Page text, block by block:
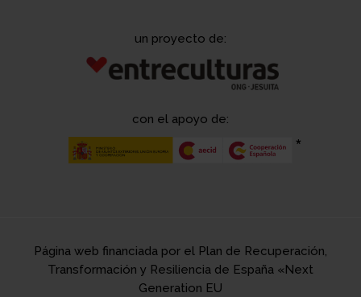
un proyecto de:
con el apoyo de:
Página web financiada por el Plan de Recuperación,
Transformación y Resiliencia de España «Next
Generation EU